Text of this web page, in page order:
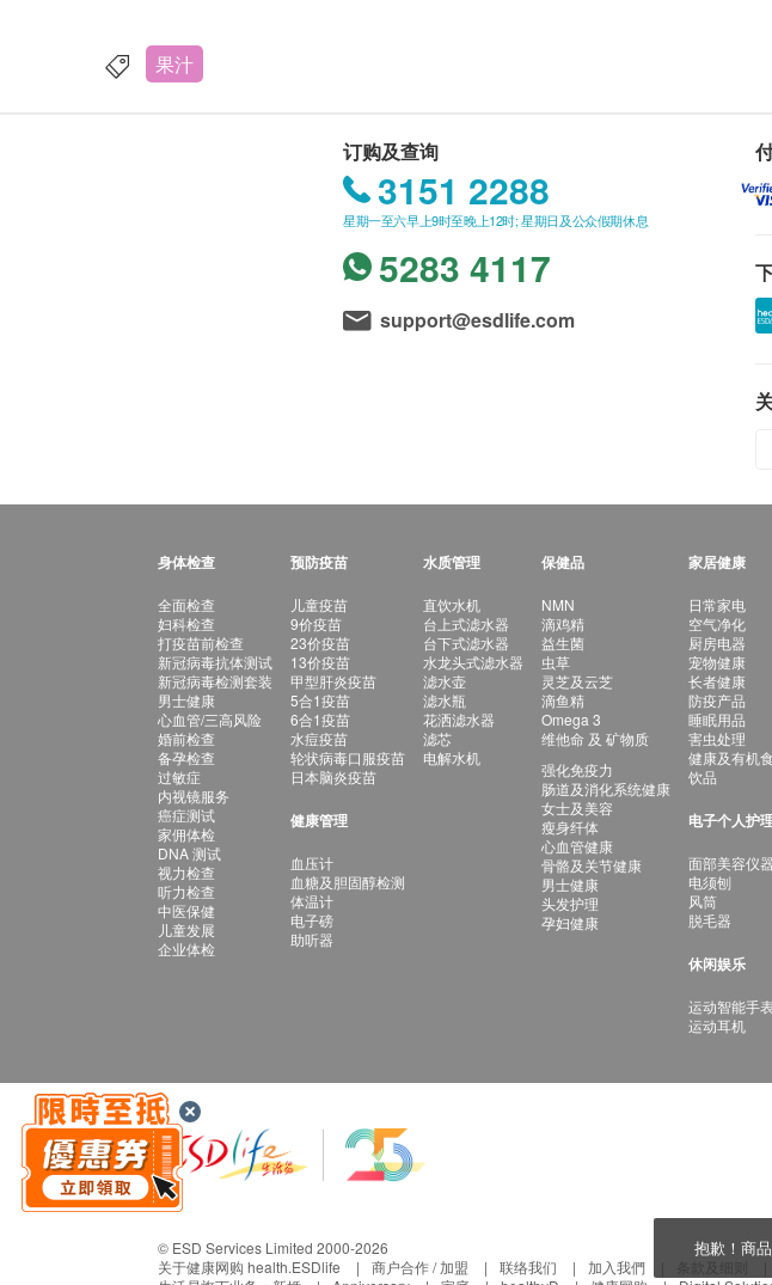
果汁
订购及查询
3151 2288
星期一至六早上9时至晚上12时; 星期日及公众假期休息
5283 4117
support@esdlife.com
身体检查
全面检查
妇科检查
打疫苗前检查
新冠病毒抗体测试
新冠病毒检测套装
男士健康
心血管/三高风险
婚前检查
备孕检查
过敏症
内视镜服务
癌症测试
家佣体检
DNA 测试
视力检查
听力检查
中医保健
儿童发展
企业体检
预防疫苗
儿童疫苗
9价疫苗
23价疫苗
13价疫苗
甲型肝炎疫苗
5合1疫苗
6合1疫苗
水痘疫苗
轮状病毒口服疫苗
日本脑炎疫苗
健康管理
血压计
血糖及胆固醇检测
体温计
电子磅
助听器
水质管理
直饮水机
台上式滤水器
台下式滤水器
水龙头式滤水器
滤水壶
滤水瓶
花洒滤水器
滤芯
电解水机
保健品
NMN
滴鸡精
益生菌
虫草
灵芝及云芝
滴鱼精
Omega 3
维他命 及 矿物质
强化免疫力
肠道及消化系统健康
女士及美容
瘦身纤体
心血管健康
骨骼及关节健康
男士健康
头发护理
孕妇健康
家居健康
日常家电
空气净化
厨房电器
宠物健康
长者健康
防疫产品
睡眠用品
害虫处理
健康及有机
饮品
电子个人护
面部美容仪器
电须刨
风筒
脱毛器
休闲娱乐
运动智能手
运动耳机
© ESD Services Limited 2000-2026
关于健康网购 health.ESDlife
商户合作 / 加盟 联络我们 加入我們 条款及细则
抱歉！商